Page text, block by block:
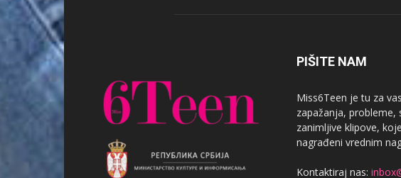
PIŠITE NAM
Miss6Teen je tu za
zapažanja,
zanimljive klipove,
nagrađeni vrednim
Kontaktiraj nas: